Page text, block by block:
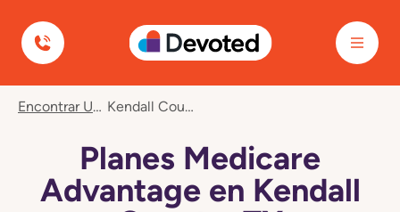
Devoted Health
Encontrar Un Plan Kendall County, TX
Planes Medicare
Advantage en Kendall